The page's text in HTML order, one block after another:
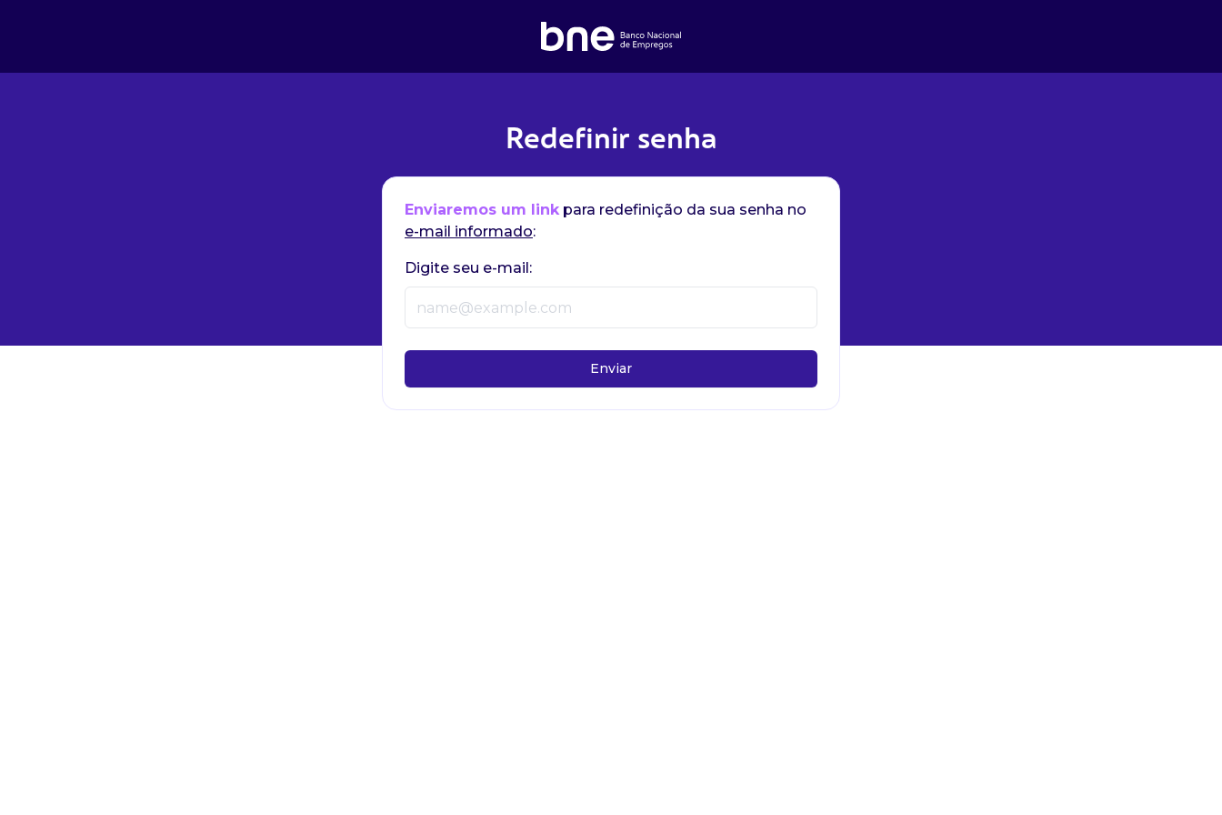
Redefinir senha
Enviaremos um linkpara redefinição da sua senha no
e-mail informado:
Digite seu e-mail:
Enviar